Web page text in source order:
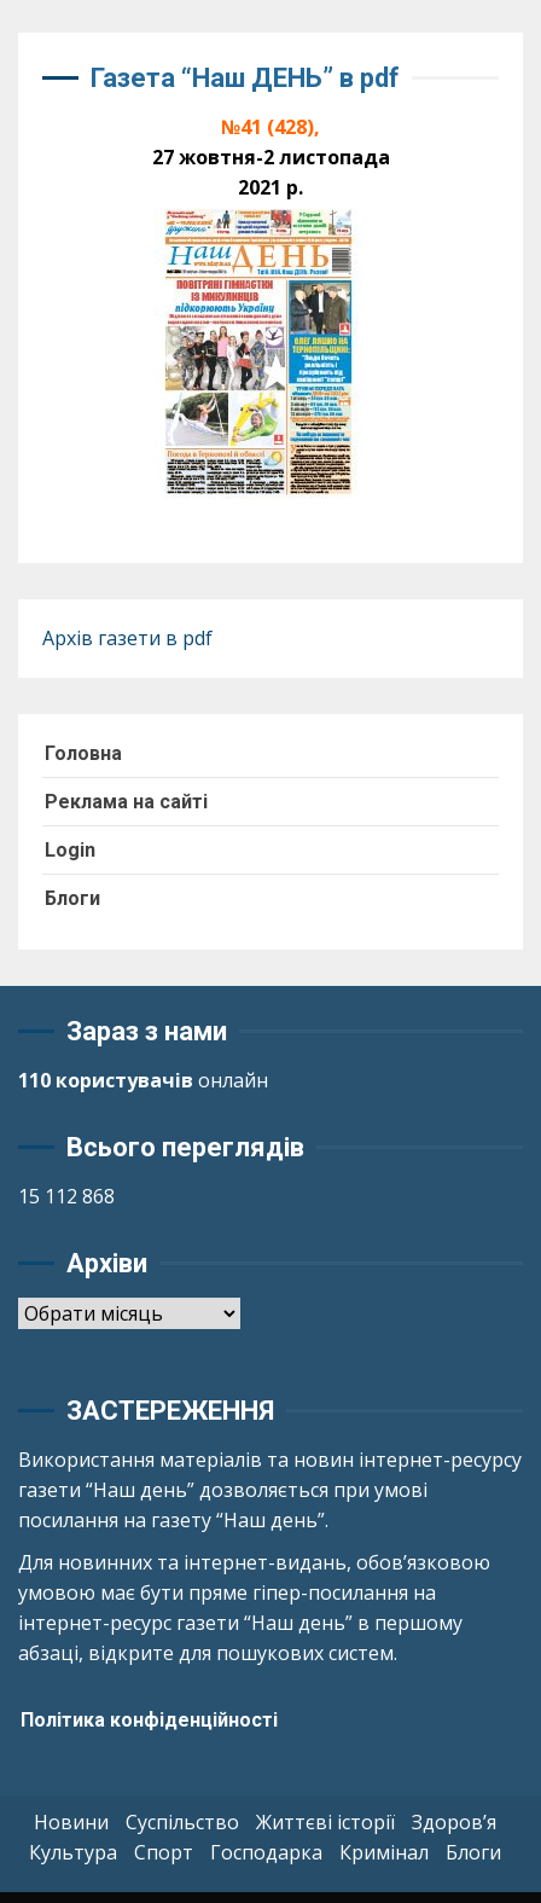
Газета “Наш ДЕНЬ” в pdf
№41 (428),
27 жовтня-2 листопада
2021 р.
Архів газети в pdf
Головна
Реклама на сайті
Login
Блоги
Зараз з нами
110 користувачів онлайн
Всього переглядів
15 112 868
Архіви
Архіви
ЗАСТЕРЕЖЕННЯ
Використання матеріалів та новин інтернет-ресурсу
газети “Наш день” дозволяється при умові
посилання на газету “Наш день”.
Для новинних та інтернет-видань, обов’язковою
умовою має бути пряме гіпер-посилання на
інтернет-ресурс газети “Наш день” в першому
абзаці, відкрите для пошукових систем.
Політика конфіденційності
Новини Суспільство Життєві історії
Здоров’я
Культура
Спорт Господарка Кримінал Блоги